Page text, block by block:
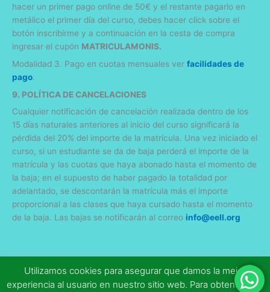
hacer un primer pago online de 50€ y el restante pagarlo en
metálico el primer día del curso, debes hacer click sobre el
botón inscribirme y a continuación en la cesta de compra
ingresar el cupón MATRICULAMONIS.
Modalidad 3. Pago en cuotas mensuales ver facilidades de
pago.
9. POLÍTICA DE CANCELACIONES
Cualquier notificación de cancelación realizada dentro de los
15 días naturales anteriores al inicio del curso significará la
pérdida del 20% del importe de la matrícula. Una vez iniciado el
curso, si un estudiante se da de baja perderá el importe de la
matrícula y las cuotas que haya abonado hasta el momento de
la baja; en el supuesto de haber pagado la totalidad por
adelantado, se descontarán la matrícula más el importe
proporcional a las clases que haya cursado hasta el momento
de la baja. Las bajas se notificarán al correo info@eell.org
Copyright © 2026 Escola Evangèlica d'Educadors en el Lleure|
Utilizamos cookies para asegurar que damos la mejor
experiencia al usuario en nuestro sitio web. Para obtener más